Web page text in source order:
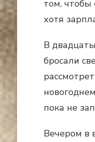
том,
хотя
В
бросали
пока не
Вечером в